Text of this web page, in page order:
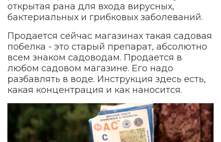
открытая рана для входа вирусных,
бактериальных и грибковых заболеваний.
Продается сейчас магазинах такая садовая
побелка - это старый препарат, абсолютно
всем знаком садоводам. Продается в
любом садовом магазине. Его надо
разбавлять в воде. Инструкция здесь есть,
какая концентрация и как наносится.